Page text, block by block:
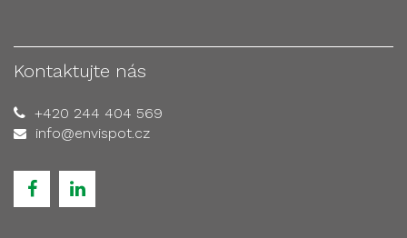
Kontaktujte nás
+420 244 404 569
info@envispot.cz